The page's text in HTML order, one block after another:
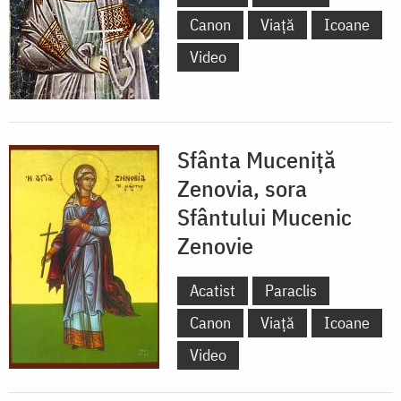
Canon
Viață
Icoane
Video
Sfânta Muceniţă
Zenovia, sora
Sfântului Mucenic
Zenovie
Acatist
Paraclis
Canon
Viață
Icoane
Video